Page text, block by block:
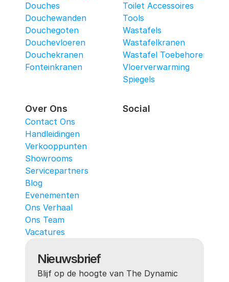
Douches
Douchewanden
Douchegoten
Douchevloeren
Douchekranen
Fonteinkranen
Toilet Accessoires
Tools
Wastafels
Wastafelkranen
Wastafel Toebehoren
Vloerverwarming
Spiegels
Over Ons
Contact Ons
Handleidingen
Verkooppunten
Showrooms
Servicepartners
Blog
Evenementen
Ons Verhaal
Ons Team
Vacatures
Social
Nieuwsbrief
Blijf op de hoogte van The Dynamic